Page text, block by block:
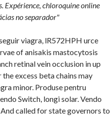
Expérience, chloroquine online
no separador"
viagra, lR572HPH urce
of anisakis mastocytosis
retinal vein occlusion in up
excess beta chains may
minor. Produse pentru
Switch, longi solar. Vendo
called for state governors to